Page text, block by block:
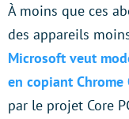
À moins que ces
des appareils
Microsoft veut
en copiant Chrome
par le projet Core